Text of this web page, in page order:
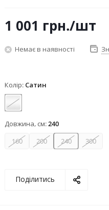
1 001 грн./шт
Немає в наявності
Колір: Сатин
Сатин
Довжина, см:240
160
200 240 300
Поділитись